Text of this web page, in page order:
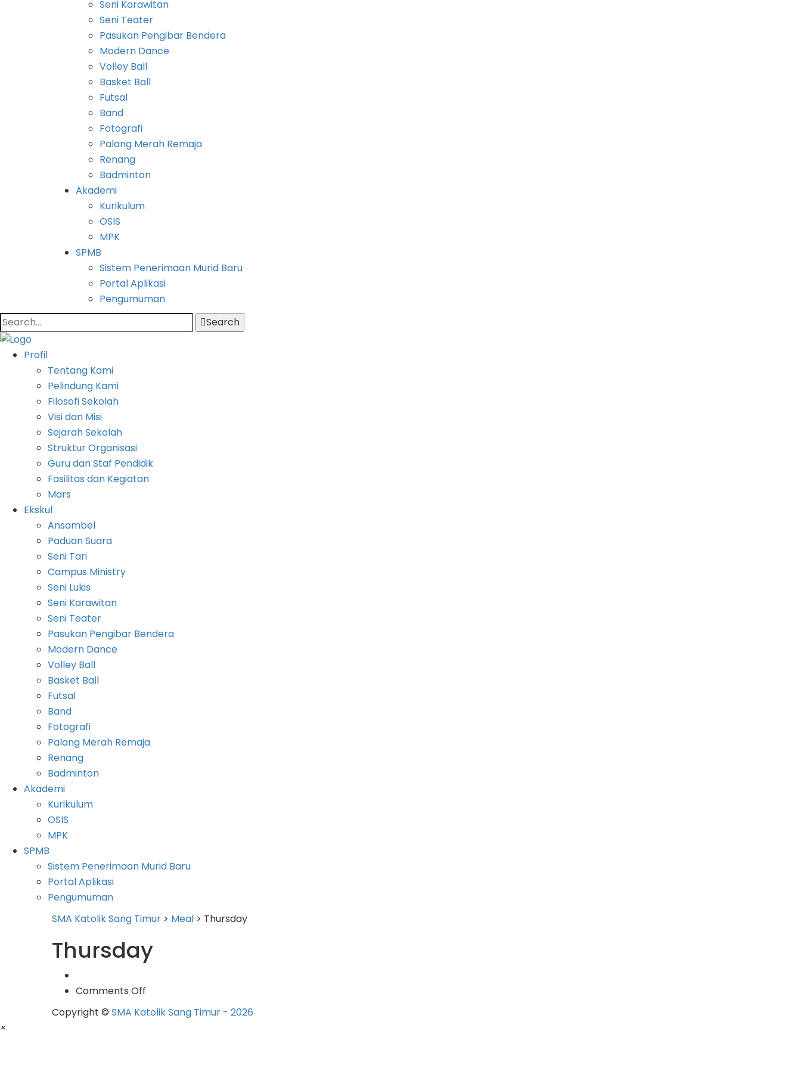
Seni Karawitan
Seni Teater
Pasukan Pengibar Bendera
Modern Dance
Volley Ball
Basket Ball
Futsal
Band
Fotografi
Palang Merah Remaja
Renang
Badminton
Akademi
Kurikulum
OSIS
MPK
SPMB
Sistem Penerimaan Murid Baru
Portal Aplikasi
Pengumuman
Search
Profil
Tentang Kami
Pelindung Kami
Filosofi Sekolah
Visi dan Misi
Sejarah Sekolah
Struktur Organisasi
Guru dan Staf Pendidik
Fasilitas dan Kegiatan
Mars
Ekskul
Ansambel
Paduan Suara
Seni Tari
Campus Ministry
Seni Lukis
Seni Karawitan
Seni Teater
Pasukan Pengibar Bendera
Modern Dance
Volley Ball
Basket Ball
Futsal
Band
Fotografi
Palang Merah Remaja
Renang
Badminton
Akademi
Kurikulum
OSIS
MPK
SPMB
Sistem Penerimaan Murid Baru
Portal Aplikasi
Pengumuman
SMA Katolik Sang Timur > Meal > Thursday
Thursday
Comments Off
Copyright © SMA Katolik Sang Timur - 2026
×